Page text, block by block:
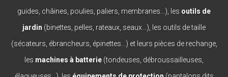
guides, châines, poulies, paliers, membranes...), les outils de
jardin (binettes, pelles, rateaux, seaux...), les outils de taille
(sécateurs, ébrancheurs, épinettes...) et leurs pièces de rechange,
les machines à batterie (tondeuses, débroussailleuses,